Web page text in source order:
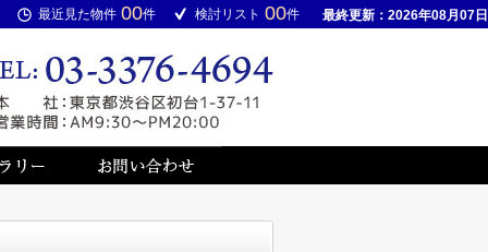
最近見た物件 00件 検討リスト 00件 最終更新：2026年08月07日